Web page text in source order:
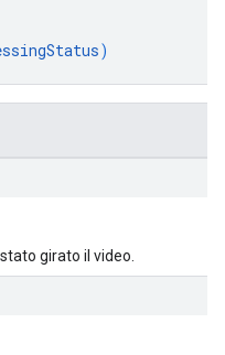
)
girato il video.